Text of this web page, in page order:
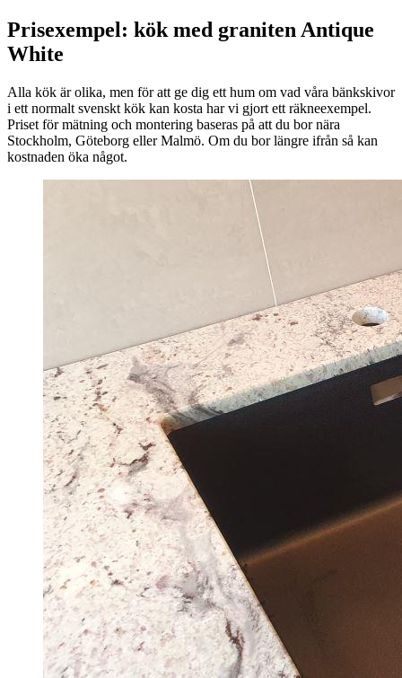
Prisexempel: kök med graniten Antique
White
Alla kök är olika, men för att ge dig ett hum om vad våra bänkskivor
i ett normalt svenskt kök kan kosta har vi gjort ett räkneexempel.
Priset för mätning och montering baseras på att du bor nära
Stockholm, Göteborg eller Malmö. Om du bor längre ifrån så kan
kostnaden öka något.